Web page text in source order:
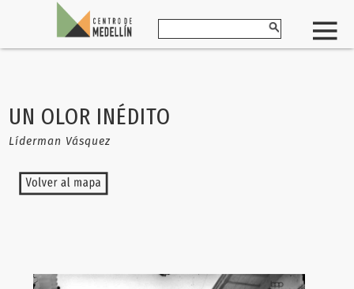
UN OLOR INÉDITO
Líderman Vásquez